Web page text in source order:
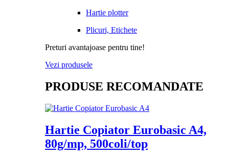
Hartie plotter
Plicuri, Etichete
Preturi avantajoase pentru tine!
Vezi produsele
PRODUSE RECOMANDATE
Hartie Copiator Eurobasic A4,
80g/mp, 500coli/top